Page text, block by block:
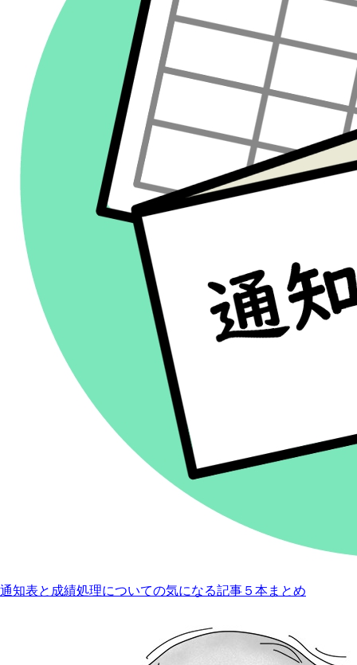
通知表と成績処理についての気になる記事５本まとめ